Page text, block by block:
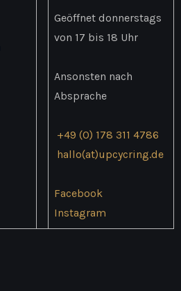
Geöffnet donnerstags
von 17 bis 18 Uhr
Ansonsten nach
Absprache
+49 (0) 178 311 4786
hallo(at)upcycring.de
Facebook
Instagram